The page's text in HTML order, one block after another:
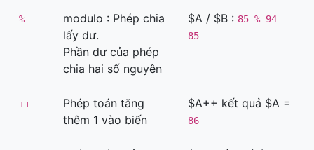
%
modulo : Phép chia
lấy dư.
Phần dư của phép
chia hai số nguyên
$A / $B : 85 % 94 =
85
++
Phép toán tăng
thêm 1 vào biến
$A++ kết quả $A =
86